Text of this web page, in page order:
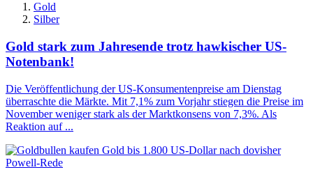
Gold
Silber
Gold stark zum Jahresende trotz hawkischer US-
Notenbank!
Die Veröffentlichung der US-Konsumentenpreise am Dienstag
überraschte die Märkte. Mit 7,1% zum Vorjahr stiegen die Preise im
November weniger stark als der Marktkonsens von 7,3%. Als
Reaktion auf ...